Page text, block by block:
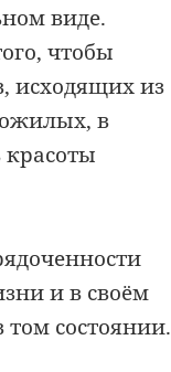
виде.
чтобы
исходящих из
в
красоты
и в своём
состоянии.